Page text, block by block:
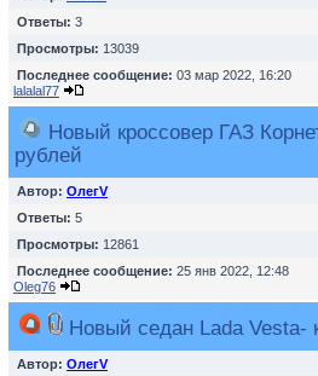
Ответы: 3
Просмотры: 13039
Последнее сообщение: 03 мар 2022, 16:20
lalalal77
Новый кроссовер ГАЗ
рублей
Автор: ОлегV
Ответы: 5
Просмотры: 12861
Последнее сообщение: 25 янв 2022, 12:48
Oleg76
Новый седан Lada Vesta-
Автор: ОлегV